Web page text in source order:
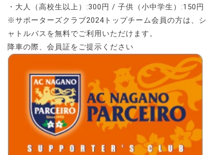
・大人（高校生以上）:300円 / 子供（小中学生）:150円
※サポーターズクラブ2024トップチーム会員の方は、シ
ャトルバスを無料でご利用いただけます。
降車の際、会員証をご提示ください